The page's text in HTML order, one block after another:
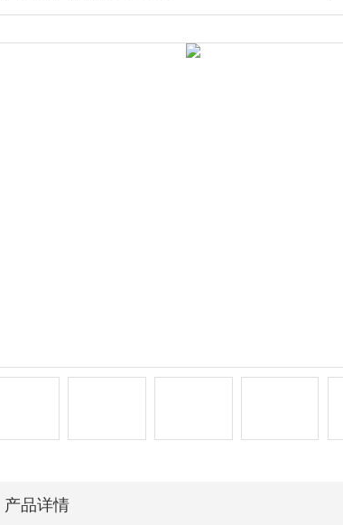
产品详情